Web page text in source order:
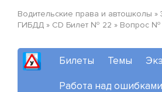
Водительские права и автошколы »
ГИБДД » CD Билет № 22 » Вопрос №
Билеты Темы
Работа над ошибками